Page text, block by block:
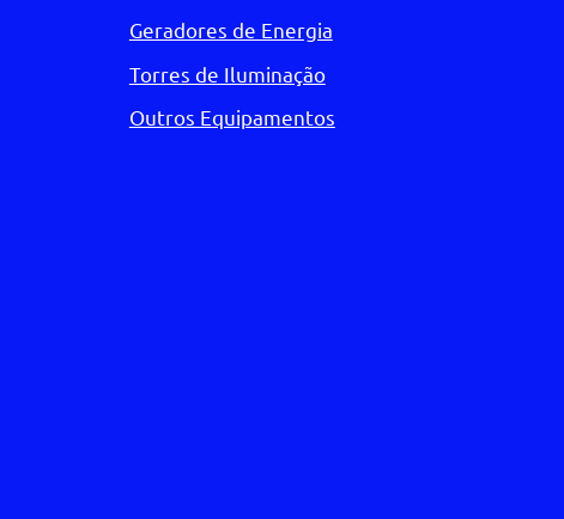
Geradores de Energia
Torres de Iluminação
Outros Equipamentos